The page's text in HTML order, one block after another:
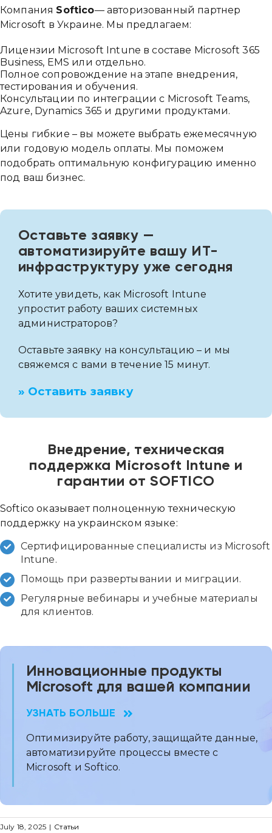
Компания Softico— авторизованный партнер
Microsoft в Украине. Мы предлагаем:
Лицензии Microsoft Intune в составе Microsoft 365
Business, EMS или отдельно.
Полное сопровождение на этапе внедрения,
тестирования и обучения.
Консультации по интеграции с Microsoft Teams,
Azure, Dynamics 365 и другими продуктами.
Цены гибкие – вы можете выбрать ежемесячную
или годовую модель оплаты. Мы поможем
подобрать оптимальную конфигурацию именно
под ваш бизнес.
Оставьте заявку —
автоматизируйте вашу ИТ-
инфраструктуру уже сегодня
Хотите увидеть, как Microsoft Intune
упростит работу ваших системных
администраторов?
Оставьте заявку на консультацию – и мы
свяжемся с вами в течение 15 минут.
» Оставить заявку
Внедрение, техническая
поддержка Microsoft Intune и
гарантии от SOFTICO
Softico оказывает полноценную техническую
поддержку на украинском языке:
Сертифицированные специалисты из Microsoft
Intune.
Помощь при развертывании и миграции.
Регулярные вебинары и учебные материалы
для клиентов.
Инновационные продукты
Microsoft для вашей компании
УЗНАТЬ БОЛЬШЕ
Оптимизируйте работу, защищайте данные,
автоматизируйте процессы вместе с
Microsoft и Softico.
July 18, 2025 | Статьи